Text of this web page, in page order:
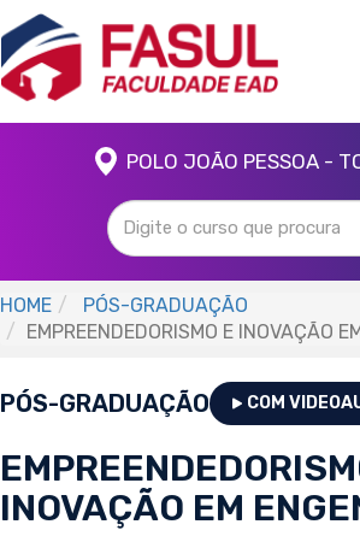
POLO JOÃO PESSOA -
HOME
PÓS-GRADUAÇÃO
EMPREENDEDORISMO E INOVAÇÃO
PÓS-GRADUAÇÃO COM
INOVAÇÃO EM